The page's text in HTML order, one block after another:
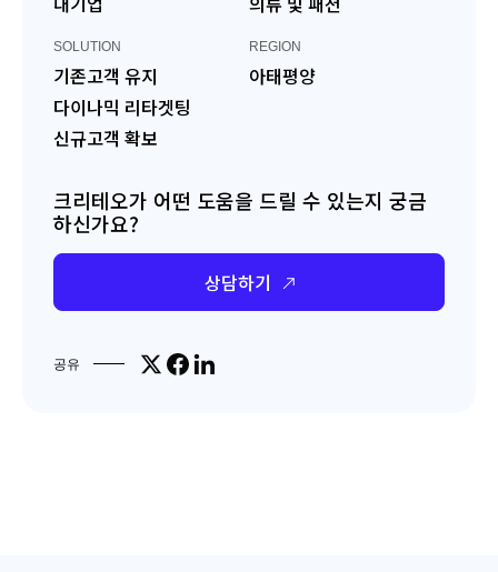
SOLUTION
기존고객 유지
다이나믹 리타겟팅
신규고객 확보
REGION
아태평양
크리테오가 어떤 도움을 드릴 수 있는지 궁금
하신가요?
상담하기
공유 Share on X
Share on Facebook
Share on LinkedIn